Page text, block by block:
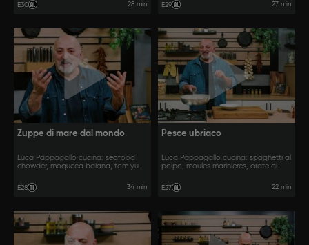
E30 28 min E29 27 min
Zuppe di mare dal mondo
Luca Pappagallo cucina: seafood
chowder, moqueca baiana, tom yum
E28 34 min
Pesce ubriaco
Luca Pappagallo cucina: spaghetti al
polpo, moules marinieres, orate al
E27 22 min